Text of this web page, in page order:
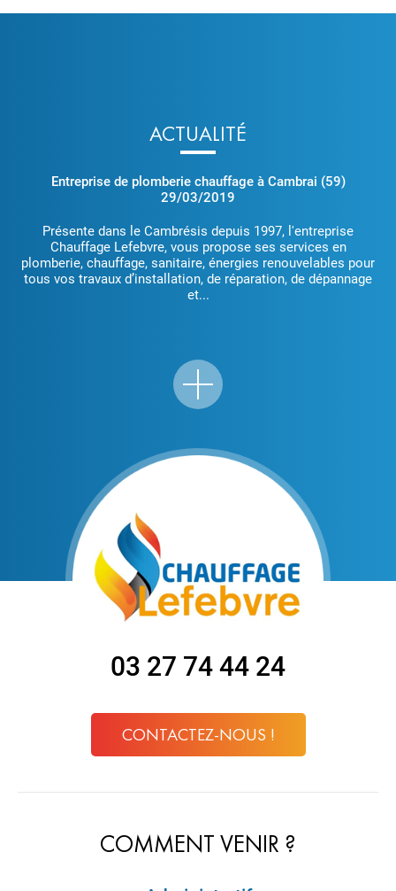
ACTUALITÉ
Entreprise de plomberie chauffage à Cambrai (59)
29/03/2019
Présente dans le Cambrésis depuis 1997, l'entreprise
Chauffage Lefebvre, vous propose ses services en
plomberie, chauffage, sanitaire, énergies renouvelables pour
tous vos travaux d’installation, de réparation, de dépannage
et...
03 27 74 44 24
CONTACTEZ-NOUS !
COMMENT VENIR ?